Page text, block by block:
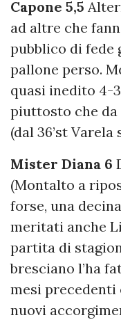
Capone 5,5
ad altre che
pubblico di fede
pallone perso.
quasi inedito 4-
piuttosto che da
(dal 36’st Varela
Mister Diana 6
(Montalto a
forse, una
meritati anche
partita di
bresciano l’ha
mesi precedenti
nuovi